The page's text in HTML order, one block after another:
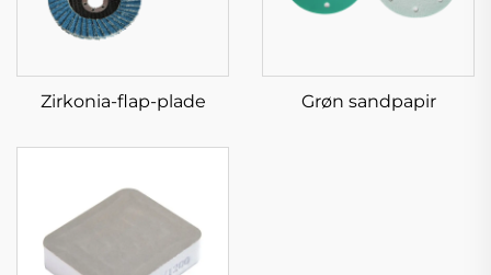
Zirkonia-flap-plade Grøn sandpapir